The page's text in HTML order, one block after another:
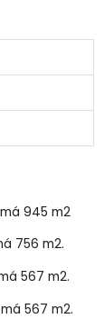
má 945 m2
756 m2.
567 m2.
má 567 m2.